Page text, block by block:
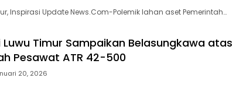
Inspirasi Update News.Com-Polemik lahan aset Pemerintah…
Luwu Timur Sampaikan Belasungkawa atas
Pesawat ATR 42-500
20, 2026